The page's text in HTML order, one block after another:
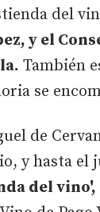
del
y el
También
se
de
y hasta el
del vino',